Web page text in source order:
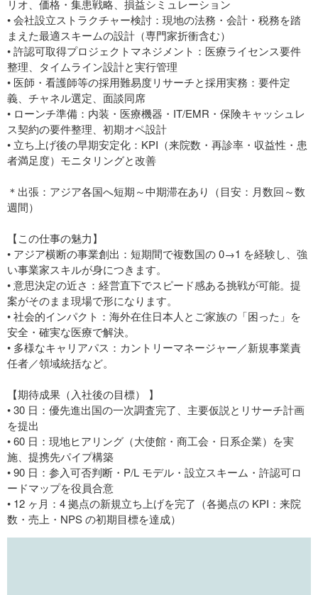
リオ、価格・集患戦略、損益シミュレーション
• 会社設立ストラクチャー検討：現地の法務・会計・税務を踏
まえた最適スキームの設計（専門家折衝含む）
• 許認可取得プロジェクトマネジメント：医療ライセンス要件
整理、タイムライン設計と実行管理
• 医師・看護師等の採用難易度リサーチと採用実務：要件定
義、チャネル選定、面談同席
• ローンチ準備：内装・医療機器・IT/EMR・保険キャッシュレ
ス契約の要件整理、初期オペ設計
• 立ち上げ後の早期安定化：KPI（来院数・再診率・収益性・患
者満足度）モニタリングと改善
＊出張：アジア各国へ短期～中期滞在あり（目安：月数回～数
週間）
【この仕事の魅力】
• アジア横断の事業創出：短期間で複数国の 0→1 を経験し、強
い事業家スキルが身につきます。
• 意思決定の近さ：経営直下でスピード感ある挑戦が可能。提
案がそのまま現場で形になります。
• 社会的インパクト：海外在住日本人とご家族の「困った」を
安全・確実な医療で解決。
• 多様なキャリアパス：カントリーマネージャー／新規事業責
任者／領域統括など。
【期待成果（入社後の目標） 】
• 30 日：優先進出国の一次調査完了、主要仮説とリサーチ計画
を提出
• 60 日：現地ヒアリング（大使館・商工会・日系企業）を実
施、提携先パイプ構築
• 90 日：参入可否判断・P/L モデル・設立スキーム・許認可ロ
ードマップを役員合意
• 12 ヶ月：4 拠点の新規立ち上げを完了（各拠点の KPI：来院
数・売上・NPS の初期目標を達成）